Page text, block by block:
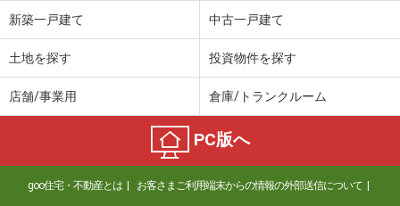
新築一戸建て 中古一戸建て
土地を探す 投資物件を探す
店舗/事業用 倉庫/トランクルーム
PC版へ
goo住宅・不動産とは お客さまご利用端末からの情報の外部送信について